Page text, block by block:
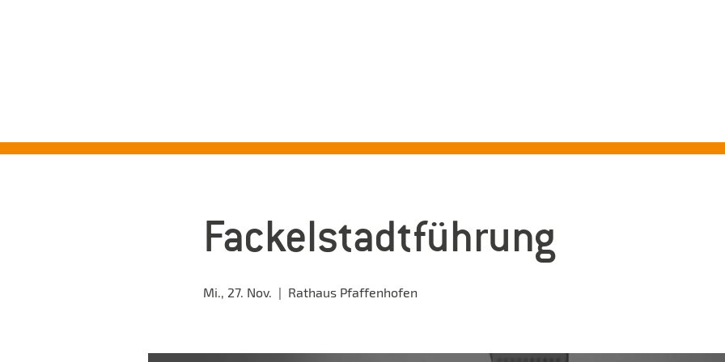
Fackelstadtführung
Mi., 27. Nov.
  |
Rathaus Pfaffenhofen